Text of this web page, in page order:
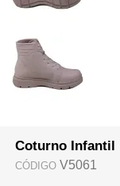
Coturno Infantil
CÓDIGO V5061